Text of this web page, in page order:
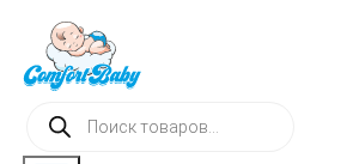
Поиск
товаров